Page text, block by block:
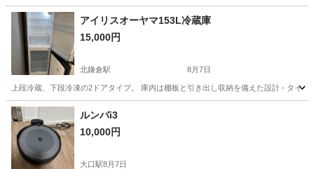
アイリスオーヤマ153L冷蔵庫
15,000円
北鎌倉駅 8月7日
上段冷蔵、下段冷凍の2ドアタイプ。 庫内は棚板と引き出し収納を備えた設計 - タイ
神奈川 鎌倉市 北鎌倉駅
ルンバi3
10,000円
大口駅8月7日